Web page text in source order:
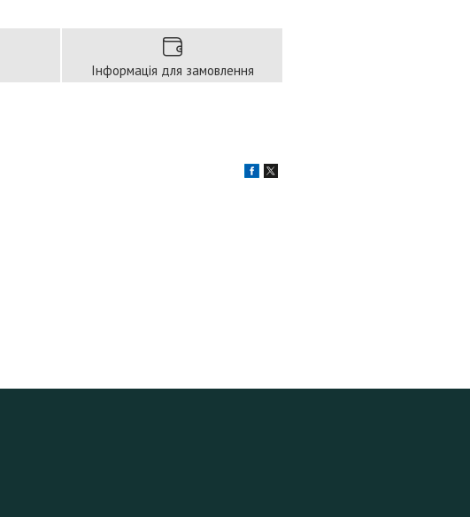
Інформація для замовлення